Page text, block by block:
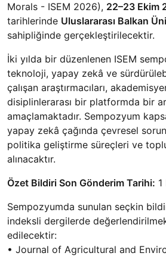
Morals - ISEM 2026), 22–23 Ekim
tarihlerinde Uluslararası Balkan
sahipliğinde gerçekleştirilecektir.
İki yılda bir düzenlenen ISEM
teknoloji, yapay zekâ ve
çalışan araştırmacıları,
disiplinlerarası bir platformda bir
amaçlamaktadır. Sempozyum
yapay zekâ çağında çevresel
politika geliştirme süreçleri ve
alınacaktır.
Özet Bildiri Son Gönderim Tarihi:
Sempozyumda sunulan seçkin
indeksli dergilerde
edilecektir:
• Journal of Agricultural and